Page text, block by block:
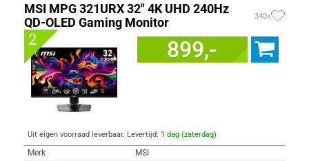
MSI MPG 321URX 32" 4K UHD 240Hz
QD-OLED Gaming Monitor
340x
2 899,-
Uit eigen voorraad leverbaar. Levertijd: 1 dag (zaterdag)
Merk
MSI